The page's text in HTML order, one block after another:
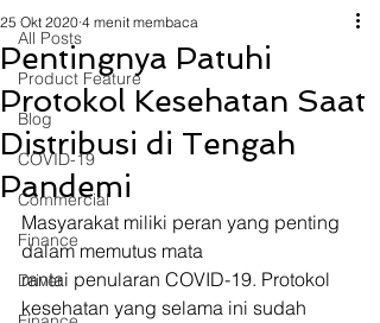
All Posts
Product Feature
Blog
COVID-19
Commercial
Finance
Driver
Pentingnya Patuhi
Protokol Kesehatan Saat
Distribusi di Tengah
Pandemi
25 Okt 2020 4 menit membaca
Masyarakat miliki peran yang penting
dalam memutus mata
rantai penularan COVID-19. Protokol
kesehatan yang selama ini sudah